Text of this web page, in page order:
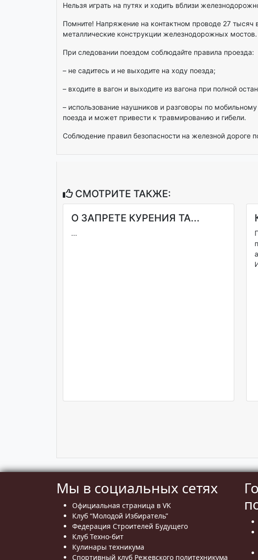
Нельзя играть на путях и ходить вблизи
Помните! Напряжение на контактном проводе 27
металлические конструкции железнодорожных мостов.
При следовании поездом соблюдайте правила проезда:
– не садитесь и не выходите на ходу поезда;
– входите в вагон и выходите из вагона при полной
– использование наушников и разговоры по
поезда и может привести к травмированию и гибели.
Соблюдение правил безопасности на железной дороге
СМОТРИТЕ ТАКЖЕ:
О ЗАПРЕТЕ КУРЕНИЯ ТА...
...
Мы в социальных сетях
Официальная страница в VK
Клуб “Молодой Избиратель”
Федерация Строителей Будущего
Клуб Техно-бит
Кулинары техникума
Спортивный клуб Режевского политехникума